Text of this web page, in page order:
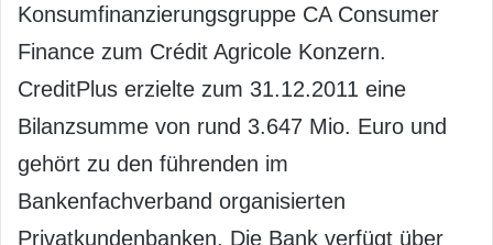
Konsumfinanzierungsgruppe CA Consumer
Finance zum Crédit Agricole Konzern.
CreditPlus erzielte zum 31.12.2011 eine
Bilanzsumme von rund 3.647 Mio. Euro und
gehört zu den führenden im
Bankenfachverband organisierten
Privatkundenbanken. Die Bank verfügt über